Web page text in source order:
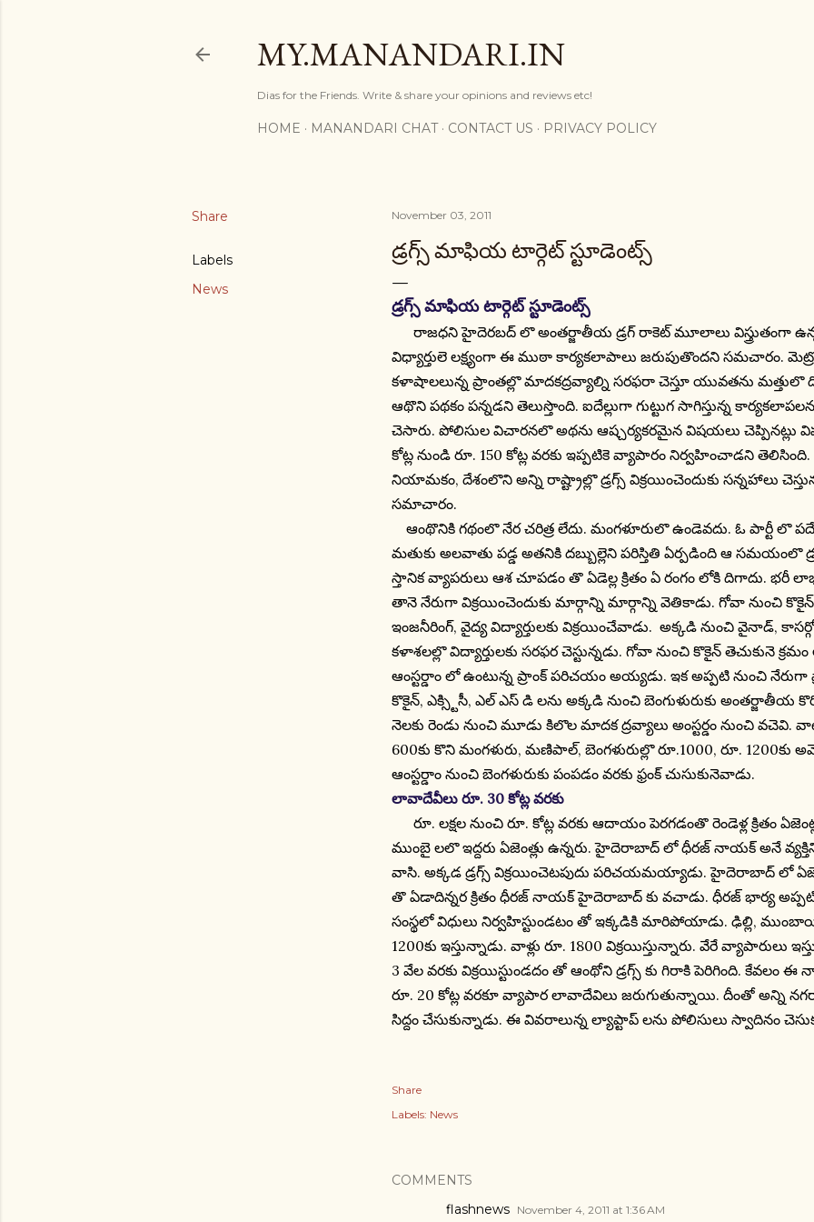
MY.MANANDARI.IN
Dias for the Friends. Write & share your opinions and reviews etc!
HOME MANANDARI CHAT CONTACT US PRIVACY POLICY
Share
Labels
News
November 03, 2011
డ్రగ్స్ మాఫియ టార్గెట్ స్టూడెంట్స్
డ్రగ్స్ మాఫియ టార్గెట్ స్టూడెంట్స్
రాజధని హైదెరబద్ లొ అంతర్జాతీయ డ్రగ్ రాకెట్ మూలాలు విస్త్రుతంగా
విధ్యార్తులె లక్ష్యంగా ఈ ముఠా కార్యకలాపాలు జరుపుతొందని సమచారం. మెట్రొ
కళాషాలలున్న ప్రాంతల్లొ మాదకద్రవ్యాల్ని సరఫరా చెస్తూ యువతను మత్తులొ
ఆథొని పథకం పన్నడని తెలుస్తొంది. ఐదేల్లుగా గుట్టుగ సాగిస్తున్న
చెసారు. పోలిసుల విచారనలొ అథను ఆష్చర్యకరమైన విషయలు
కోట్ల నుండి రూ. 150 కోట్ల వరకు ఇప్పటికె వ్యాపారం నిర్వహించాడని
నియామకం, దేశంలొని అన్ని రాష్ట్రాల్లొ డ్రగ్స్ విక్రయించెందుకు సన్నహాలు
సమాచారం.
ఆంథొనికి గథంలొ నేర చరిత్ర లేదు. మంగళూరులొ ఉండెవదు. ఓ పార్టీ లొ పదేళ్ల
మతుకు అలవాతు పడ్డ అతనికి దబ్బుల్లెని పరిస్తితి ఏర్పడింది ఆ సమయంలొ
స్తానిక వ్యాపరులు ఆశ చూపడం తొ ఏడెల్ల క్రితం ఏ రంగం లోకి దిగాదు. భరీ
తానె నేరుగా విక్రయించెందుకు మార్గాన్ని మార్గాన్ని వెతికాడు. గోవా నుంచి
ఇంజనీరింగ్, వైద్య విద్యార్తులకు విక్రయించేవాడు. అక్కడి నుంచి వైనాడ్,
కళాశలల్లొ విద్యార్తులకు సరఫర చెస్టున్నడు. గోవా నుంచి కొకైన్ తెచుకునె
ఆంస్టర్డాం లో ఉంటున్న ప్రాంక్ పరిచయం అయ్యడు. ఇక అప్పటి నుంచి నేరుగా
కొకైన్, ఎక్స్టిసీ, ఎల్ ఎస్ డి లను అక్కడి నుంచి బెంగుళురుకు అంతర్జాతీయ
నెలకు రెండు నుంచి మూడు కిలొల మాదక ద్రవ్యాలు అంస్టర్డం నుంచి
600కు కొని మంగళురు, మణిపాల్, బెంగళురుల్లొ రూ.1000, రూ. 1200కు
ఆంస్టర్డాం నుంచి బెంగళురుకు పంపడం వరకు ఫ్రంక్ చుసుకునెవాడు.
లావాదేవీలు రూ. 30 కోట్ల వరకు
రూ. లక్షల నుంచి రూ. కోట్ల వరకు ఆదాయం పెరగడంతొ రెండెళ్ల క్రితం
ముంబై లలొ ఇద్దరు ఏజెంత్లు ఉన్నరు. హైదెరాబాద్ లో ధీరజ్ నాయక్ అనే
వాసి. అక్కడ డ్రగ్స్ విక్రయించెటపుదు పరిచయమయ్యాడు. హైదెరాబాద్ లో
తొ ఏడాదిన్నర క్రితం ధీరజ్ నాయక్ హైదెరాబాద్ కు వచాడు. ధీరజ్ భార్య
సంస్థలో విధులు నిర్వహిస్టుండటం తో ఇక్కడికి మారిపోయాడు. ఢిల్లి,
1200కు ఇస్తున్నాడు. వాళ్లు రూ. 1800 విక్రయిస్తున్నారు. వేరే వ్యాపారులు
3 వేల వరకు విక్రయిస్టుండదం తో ఆంథోని డ్రగ్స్ కు గిరాకి పెరిగింది. కేవలం
రూ. 20 కోట్ల వరకూ వ్యాపార లావాదేవిలు జరుగుతున్నాయి. దీంతో అన్ని
సిద్దం చేసుకున్నాడు. ఈ వివరాలున్న ల్యాప్టాప్ లను పోలిసులు స్వాదినం
Share
Labels: News
COMMENTS
flashnews November 4, 2011 at 1:36 AM